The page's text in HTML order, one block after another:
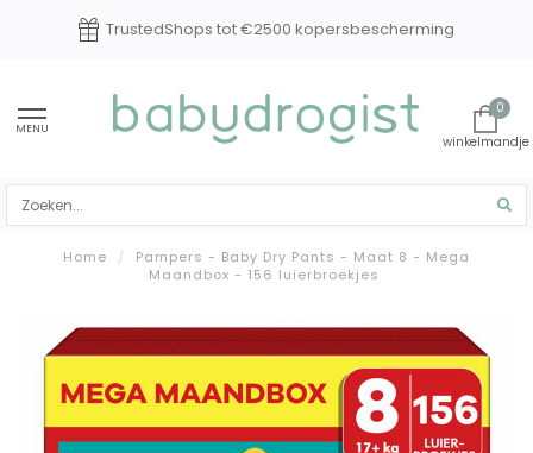
TrustedShops tot €2500 kopersbescherming
MENU
0
Home /
Pampers - Baby Dry Pants - Maat 8 - Mega
Maandbox - 156 luierbroekjes